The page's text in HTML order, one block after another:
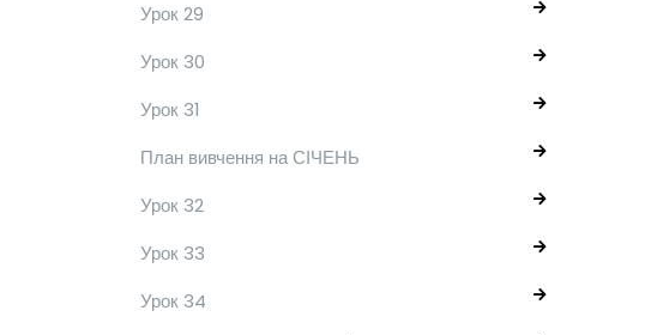
Урок 29
Урок 30
Урок 31
План вивчення на СІЧЕНЬ
Урок 32
Урок 33
Урок 34